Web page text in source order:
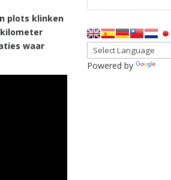
plots klinken
waar
Powered by